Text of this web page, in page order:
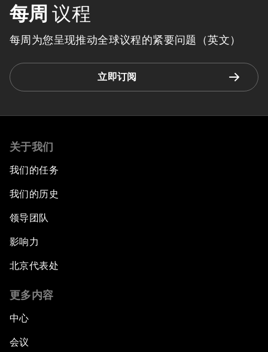
每周 议程
每周为您呈现推动全球议程的紧要问题（英文）
立即订阅
关于我们
我们的任务
我们的历史
领导团队
影响力
北京代表处
更多内容
中心
会议